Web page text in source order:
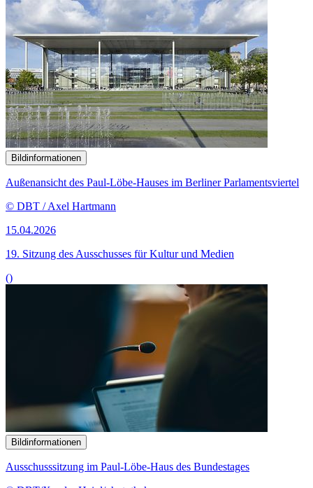
Bildinformationen
Außenansicht des Paul-Löbe-Hauses im Berliner Parlamentsviertel
© DBT / Axel Hartmann
15.04.2026
19. Sitzung des Ausschusses für Kultur und Medien
()
Bildinformationen
Ausschusssitzung im Paul-Löbe-Haus des Bundestages